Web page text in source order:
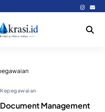
Kepegawaian
Document Management